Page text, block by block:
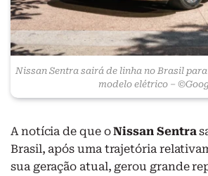
Nissan Sentra sairá de linha no Brasil
modelo elétrico –
A notícia de que oNissan Sentra
Brasil, após uma trajetória
sua geração atual, gerou grande